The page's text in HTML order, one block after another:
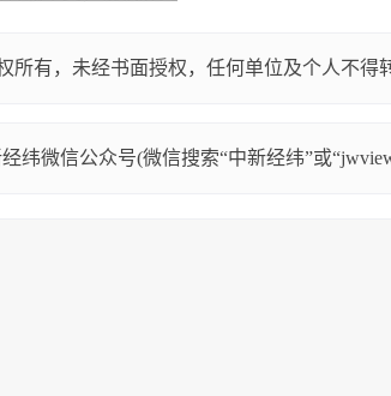
所有，未经书面授权，任何单位及个人不得
纬微信公众号(微信搜索“中新经纬”或